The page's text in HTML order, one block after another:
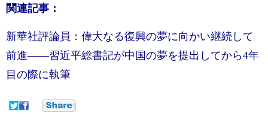
関連記事：
新華社評論員：偉大なる復興の夢に向かい継続して
前進——習近平総書記が中国の夢を提出してから4年
目の際に執筆